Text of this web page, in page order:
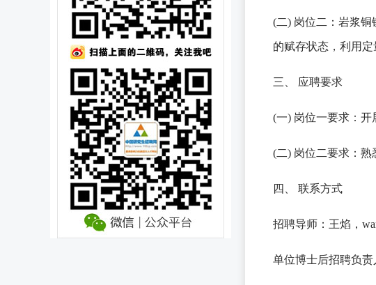
(二) 岗位二：岩浆
的赋存状态，利用
三、 应聘要求
(一) 岗位一要求：开
(二) 岗位二要求：熟
四、 联系方式
招聘导师：王焰，
单位博士后招聘负责